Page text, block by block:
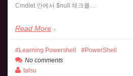
Cmdlet 안에서 $null 체크를…
Read More
Learning Powershell
PowerShell
No comments
talsu